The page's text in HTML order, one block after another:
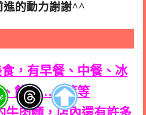
進的動力謝謝^^
，有早餐、中餐、冰
、飲品……等等